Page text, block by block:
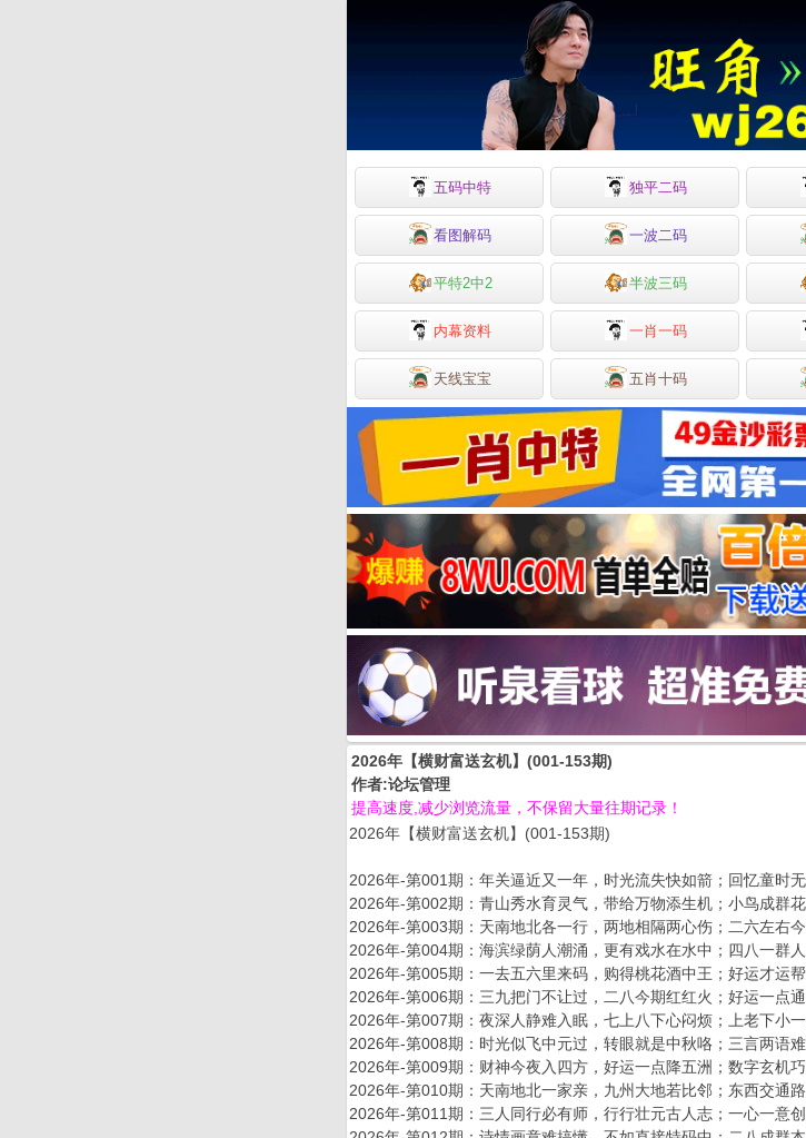
五码中特 独平二码
看图解码 一波二码
平特2中2 半波三码
内幕资料 一肖一码
天线宝宝 五肖十码
2026年【横财富送玄机】(001-153期)
作者:论坛管理
提高速度,减少浏览流量，不保留大量往期记录！
2026年【横财富送玄机】(001-153期)
2026年-第001期：年关逼近又一年，时光流失快如箭；回忆童时
2026年-第002期：青山秀水育灵气，带给万物添生机；小鸟成群
2026年-第003期：天南地北各一行，两地相隔两心伤；二六左右
2026年-第004期：海滨绿荫人潮涌，更有戏水在水中；四八一群
2026年-第005期：一去五六里来码，购得桃花酒中王；好运才运
2026年-第006期：三九把门不让过，二八今期红红火；好运一点
2026年-第007期：夜深人静难入眠，七上八下心闷烦；上老下小
2026年-第008期：时光似飞中元过，转眼就是中秋咯；三言两语
2026年-第009期：财神今夜入四方，好运一点降五洲；数字玄机
2026年-第010期：天南地北一家亲，九州大地若比邻；东西交通
2026年-第011期：三人同行必有师，行行壮元古人志；一心一意